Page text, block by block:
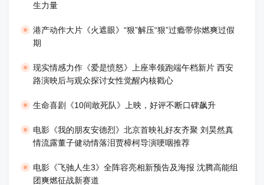
生力量
港产动作大片《火遮眼》“狠”解压“狠”过瘾带你燃爽过假
期
现实情感力作《爱是愤怒》上座率领跑端午档新片 西安
路演映后与观众探讨女性觉醒内核戳心
生命喜剧《10间敢死队》上映，好评不断口碑飙升
​电影《我的朋友安德烈》北京首映礼好友齐聚 刘昊然真
情流露董子健动情落泪贾樟柯导演哽咽推荐
电影《飞驰人生3》全阵容亮相新预告及海报 沈腾高能组
团爽燃征战新赛道